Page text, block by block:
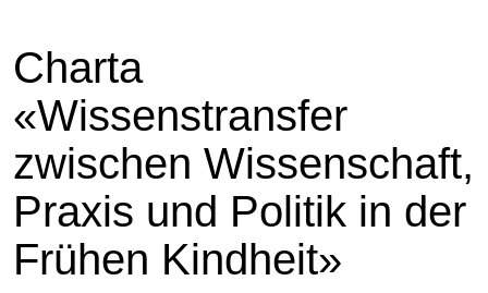
Charta
«Wissenstransfer
zwischen Wissenschaft,
Praxis und Politik in der
Frühen Kindheit»